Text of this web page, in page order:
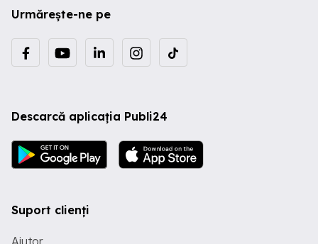
Urmărește-ne pe
Descarcă aplicația Publi24
Suport clienți